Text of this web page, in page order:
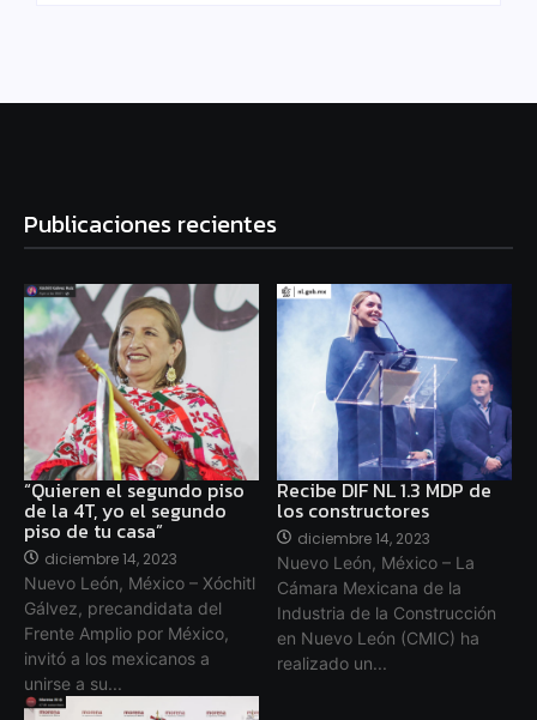
Publicaciones recientes
“Quieren el segundo piso
de la 4T, yo el segundo
piso de tu casa”
diciembre 14, 2023
Nuevo León, México – Xóchitl
Gálvez, precandidata del
Frente Amplio por México,
invitó a los mexicanos a
unirse a su...
Recibe DIF NL 1.3 MDP de
los constructores
diciembre 14, 2023
Nuevo León, México – La
Cámara Mexicana de la
Industria de la Construcción
en Nuevo León (CMIC) ha
realizado un...